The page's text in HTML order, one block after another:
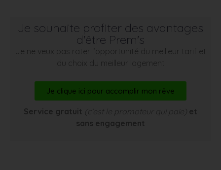
Je souhaite profiter des avantages
d'être Prem's
Je ne veux pas rater l’opportunité du meilleur tarif et
du choix du meilleur logement
Je clique ici pour accomplir mon rêve
Service gratuit (c’est le promoteur qui paie) et
sans engagement